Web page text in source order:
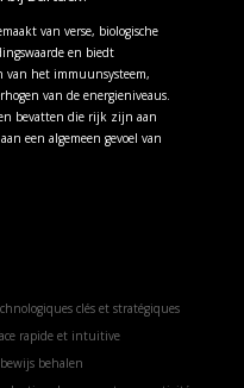
van verse, biologische
en biedt
van het immuunsysteem,
van de energieniveaus.
bevatten die rijk zijn aan
een algemeen gevoel van
clés et stratégiques
rapide et intuitive
behalen